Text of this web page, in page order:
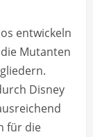
entwickeln
Mutanten
Disney
für die